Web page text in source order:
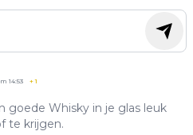
14:53 +1
goede Whisky in je glas leuk
te krijgen.